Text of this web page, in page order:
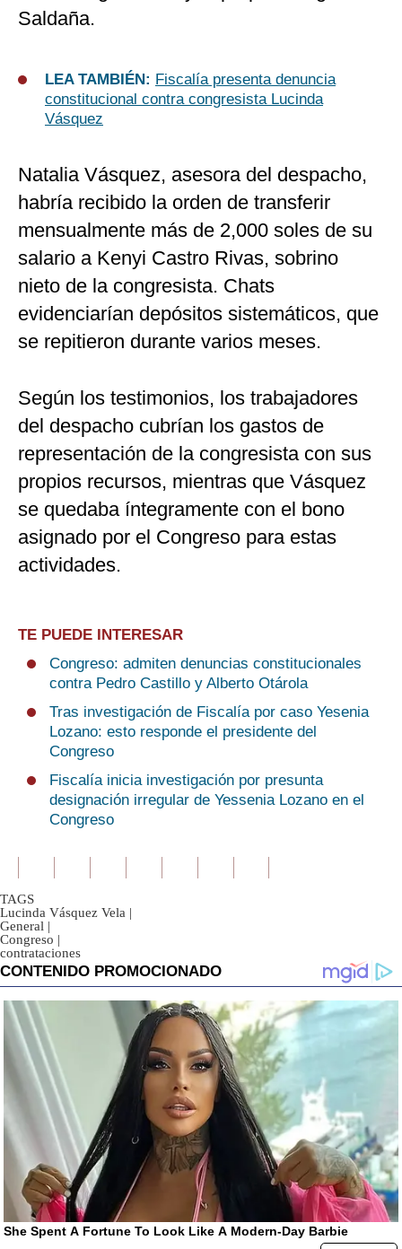
Saldaña.
LEA TAMBIÉN: Fiscalía presenta denuncia
constitucional contra congresista Lucinda
Vásquez
Natalia Vásquez, asesora del despacho,
habría recibido la orden de transferir
mensualmente más de 2,000 soles de su
salario a Kenyi Castro Rivas, sobrino
nieto de la congresista. Chats
evidenciarían depósitos sistemáticos, que
se repitieron durante varios meses.
Según los testimonios, los trabajadores
del despacho cubrían los gastos de
representación de la congresista con sus
propios recursos, mientras que Vásquez
se quedaba íntegramente con el bono
asignado por el Congreso para estas
actividades.
TE PUEDE INTERESAR
Congreso: admiten denuncias constitucionales
contra Pedro Castillo y Alberto Otárola
Tras investigación de Fiscalía por caso Yesenia
Lozano: esto responde el presidente del
Congreso
Fiscalía inicia investigación por presunta
designación irregular de Yessenia Lozano en el
Congreso
TAGS
Lucinda Vásquez Vela |
General |
Congreso |
contrataciones